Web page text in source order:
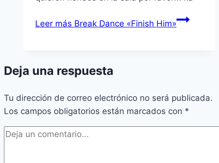
Leer más Break Dance «Finish Him»
Deja una respuesta
Tu dirección de correo electrónico no será publicada.
Los campos obligatorios están marcados con *